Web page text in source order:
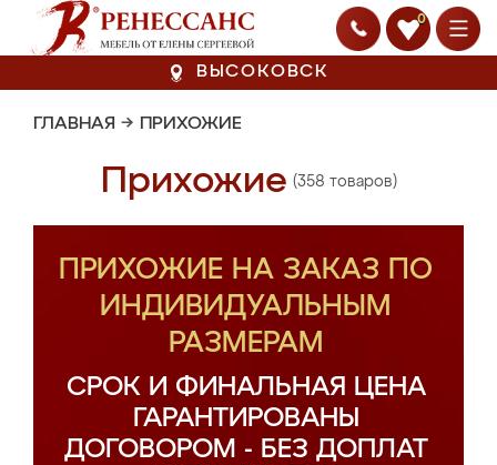
0
ВЫСОКОВСК
ГЛАВНАЯ → ПРИХОЖИЕ
Прихожие (358 товаров)
ПРИХОЖИЕ НА ЗАКАЗ ПО
ИНДИВИДУАЛЬНЫМ
РАЗМЕРАМ
СРОК И ФИНАЛЬНАЯ ЦЕНА
ГАРАНТИРОВАНЫ
ДОГОВОРОМ - БЕЗ ДОПЛАТ